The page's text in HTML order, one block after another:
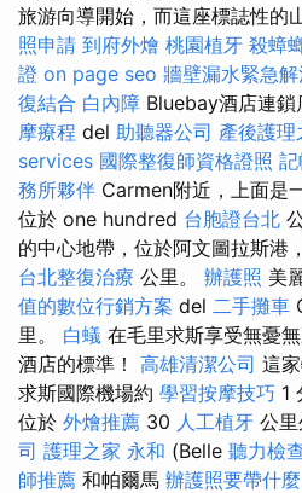
旅游向導開始，而這座標誌性的
照申請 到府外燴 桃園植牙 殺蟑
證 on page seo 牆壁漏水緊急
復結合 白內障 Bluebay酒店連鎖
摩療程 del 助聽器公司 產後護
services 國際整復師資格證照
務所夥伴 Carmen附近，上面是
位於 one hundred 台胞證台北
的中心地帶，位於阿文圖拉斯港
台北整復治療 公里。 辦護照 美
值的數位行銷方案 del 二手攤車
里。 白蟻 在毛里求斯享受無憂
酒店的標準！ 高雄清潔公司 這
求斯國際機場約 學習按摩技巧 1
位於 外燴推薦 30 人工植牙 公
司 護理之家 永和 (Belle 聽力檢
師推薦 和帕爾馬 辦護照要帶什麼